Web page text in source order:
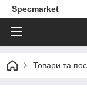
Specmarket
Товари та